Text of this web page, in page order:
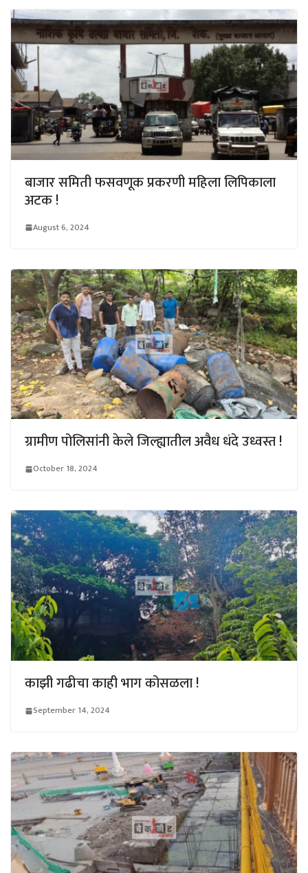
बाजार समिती फसवणूक प्रकरणी महिला लिपिकाला
अटक !
August 6, 2024
ग्रामीण पोलिसांनी केले जिल्ह्यातील अवैध धंदे उध्वस्त !
October 18, 2024
काझी गढीचा काही भाग कोसळला !
September 14, 2024